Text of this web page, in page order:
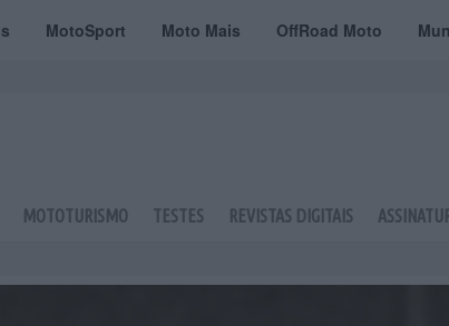
MotoSport Moto Mais OffRoad Moto
MOTOTURISMO TESTES REVISTAS DIGITAIS